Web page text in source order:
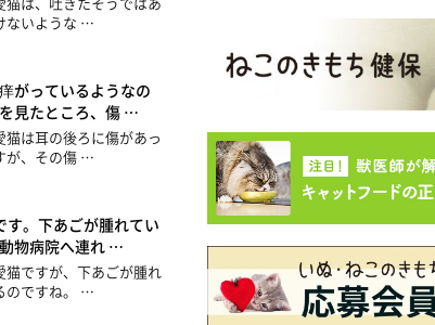
ないような …
がっているようなの
見たところ、傷 …
猫は耳の後ろに傷があっ
が、その傷 …
す。下あごが腫れてい
物病院へ連れ …
猫ですが、下あごが腫れ
のですね。 …